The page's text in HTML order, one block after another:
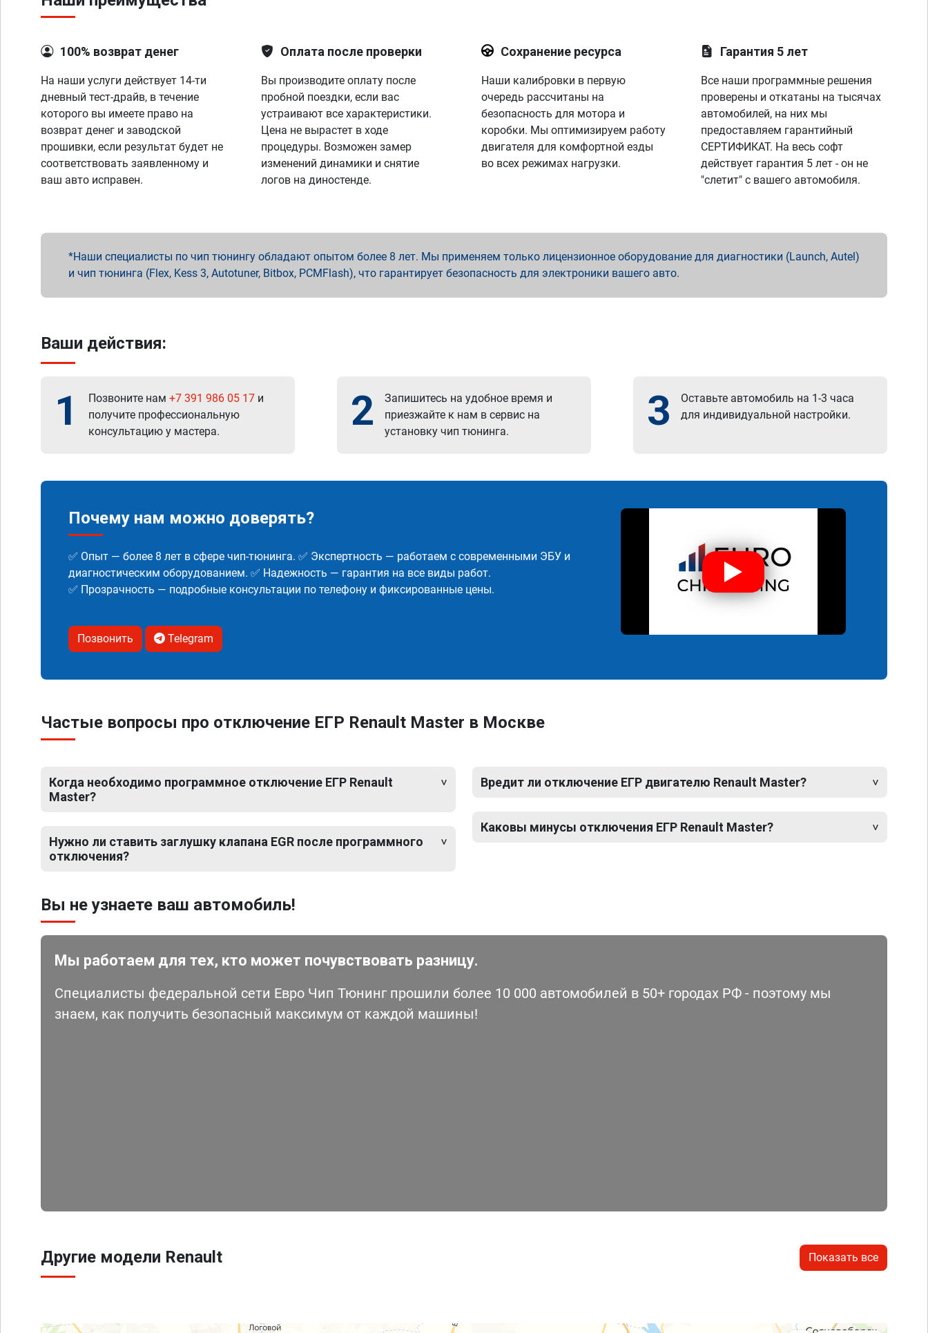
100% возврат денег
На наши услуги действует 14-ти
дневный тест-драйв, в течение
которого вы имеете право на
возврат денег и заводской
прошивки, если результат будет не
соответствовать заявленному и
ваш авто исправен.
Оплата после проверки
Вы производите оплату после
пробной поездки, если вас
устраивают все характеристики.
Цена не вырастет в ходе
процедуры. Возможен замер
изменений динамики и снятие
логов на диностенде.
Сохранение ресурса
Наши калибровки в первую
очередь рассчитаны на
безопасность для мотора и
коробки. Мы оптимизируем работу
двигателя для комфортной езды
во всех режимах нагрузки.
Гарантия 5 лет
Все наши программные решения
проверены и откатаны на тысячах
автомобилей, на них мы
предоставляем гарантийный
СЕРТИФИКАТ. На весь софт
действует гарантия 5 лет - он не
"слетит" с вашего автомобиля.
Наши специалисты по чип тюнингу обладают опытом более 8 лет. Мы применяем только лицензионное оборудование для диагностики (Launch, Autel)
и чип тюнинга (Flex, Kess 3, Autotuner, Bitbox, PCMFlash), что гарантирует безопасность для электроники вашего авто.
Ваши действия:
1 Позвоните нам +7 391 986 05 17 и
получите профессиональную
консультацию у мастера.
2
Запишитесь на удобное время и
приезжайте к нам в сервис на
установку чип тюнинга.
3
Оставьте автомобиль на 1-3 часа
для индивидуальной настройки.
Почему нам можно доверять?
✅ Опыт — более 8 лет в сфере чип-тюнинга. ✅ Экспертность — работаем с современными ЭБУ и
диагностическим оборудованием. ✅ Надежность — гарантия на все виды работ.
✅ Прозрачность — подробные консультации по телефону и фиксированные цены.
Позвонить Telegram
Частые вопросы про отключение ЕГР Renault Master в Москве
Когда необходимо программное отключение ЕГР Renault
Master?
Нужно ли ставить заглушку клапана EGR после программного
отключения?
Вредит ли отключение ЕГР двигателю Renault Master?
Каковы минусы отключения ЕГР Renault Master?
Вы не узнаете ваш автомобиль!
Мы работаем для тех, кто может почувствовать разницу.
Специалисты федеральной сети Евро Чип Тюнинг прошили более 10 000 автомобилей в 50+ городах РФ - поэтому мы
знаем, как получить безопасный максимум от каждой машины!
Другие модели Renault Показать все